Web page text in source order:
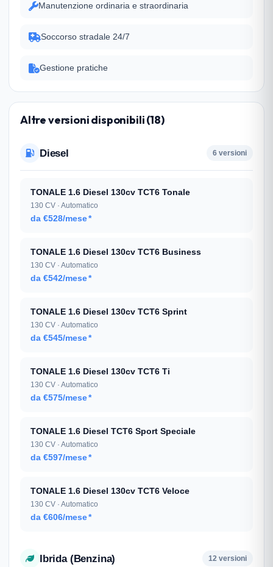
Manutenzione ordinaria e straordinaria
Soccorso stradale 24/7
Gestione pratiche
Altre versioni disponibili (18)
Diesel 6 versioni
TONALE 1.6 Diesel 130cv TCT6 Tonale
130 CV · Automatico
da €528/mese*
TONALE 1.6 Diesel 130cv TCT6 Business
130 CV · Automatico
da €542/mese*
TONALE 1.6 Diesel 130cv TCT6 Sprint
130 CV · Automatico
da €545/mese*
TONALE 1.6 Diesel 130cv TCT6 Ti
130 CV · Automatico
da €575/mese*
TONALE 1.6 Diesel TCT6 Sport Speciale
130 CV · Automatico
da €597/mese*
TONALE 1.6 Diesel 130cv TCT6 Veloce
130 CV · Automatico
da €606/mese*
Ibrida (Benzina) 12 versioni